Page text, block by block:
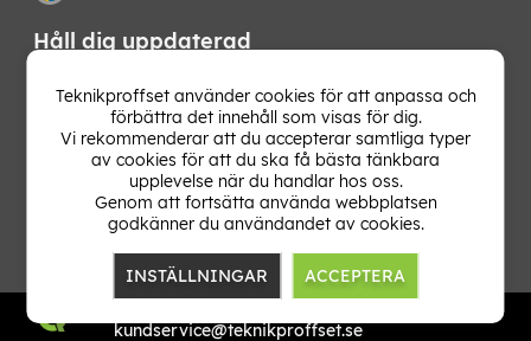
Håll dig uppdaterad
Få de senaste nyheterna, hetaste erbjudandena och
bästa tipsen från oss direkt i din mejlkorg. Signa upp på
vårt nyhetsbrev!
kundservice@teknikproffset.se
Teknikproffset använder cookies för att anpassa och
förbättra det innehåll som visas för dig.
Vi rekommenderar att du accepterar samtliga typer
av cookies för att du ska få bästa tänkbara
upplevelse när du handlar hos oss.
Genom att fortsätta använda webbplatsen
godkänner du användandet av cookies.
INSTÄLLNINGAR ACCEPTERA